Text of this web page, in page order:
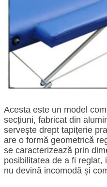
Acesta este un model
secțiuni, fabricat din
servește drept tapițerie
are o formă geometrică
se caracterizează prin
posibilitatea de a fi reglat,
nu devină incomodă și